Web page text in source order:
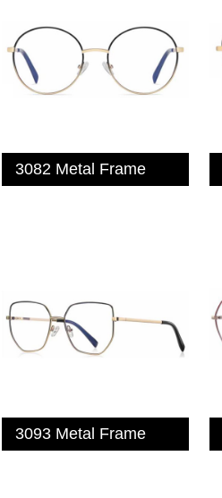
3082 Metal Frame
3093 Metal Frame